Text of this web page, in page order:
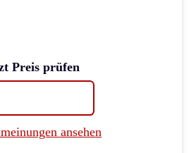
Preis prüfen
ansehen